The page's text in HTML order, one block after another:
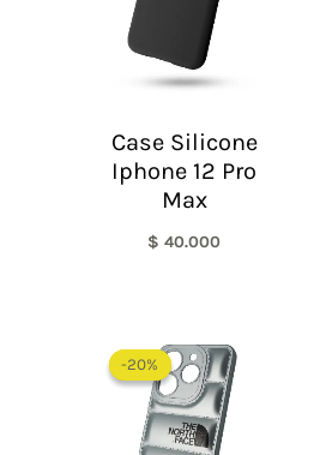
Case Silicone
Iphone 12 Pro
Max
$ 40.000
-20%
-20%
precio
original
era:
$ 60.000.